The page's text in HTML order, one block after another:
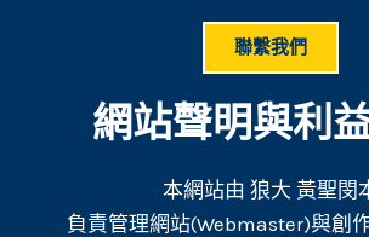
聯繫我們
網站聲明與利
本網站由 狼大 黃聖閔
負責管理網站(Webmaster)與創